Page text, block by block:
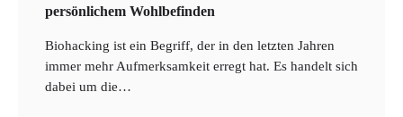
persönlichem Wohlbefinden
Biohacking ist ein Begriff, der in den letzten Jahren
immer mehr Aufmerksamkeit erregt hat. Es handelt sich
dabei um die…